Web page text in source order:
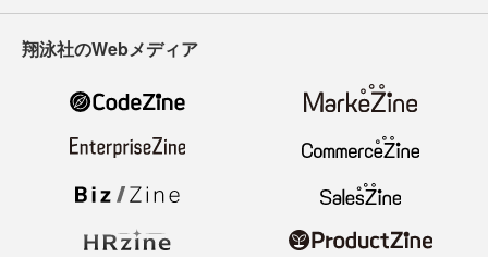
翔泳社のWebメディア